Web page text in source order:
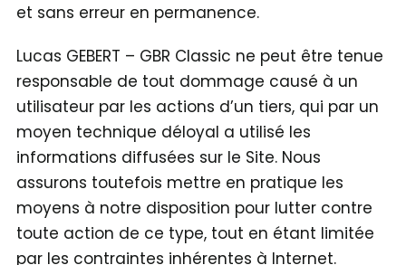
et sans erreur en permanence.
Lucas GEBERT – GBR Classic ne peut être tenue
responsable de tout dommage causé à un
utilisateur par les actions d’un tiers, qui par un
moyen technique déloyal a utilisé les
informations diffusées sur le Site. Nous
assurons toutefois mettre en pratique les
moyens à notre disposition pour lutter contre
toute action de ce type, tout en étant limitée
par les contraintes inhérentes à Internet.